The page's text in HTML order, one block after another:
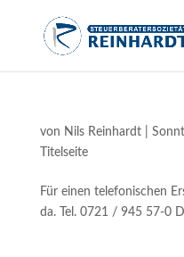
von Nils Reinhardt|
Titelseite
Für einen telefonischen
da. Tel. 0721 / 945 57-0